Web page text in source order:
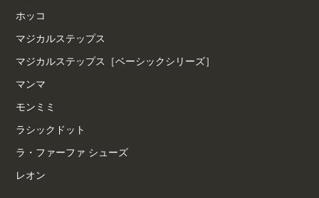
ホッコ
マジカルステップス
マジカルステップス［ベーシックシリーズ］
マンマ
モンミミ
ラシックドット
ラ・ファーファ シューズ
レオン